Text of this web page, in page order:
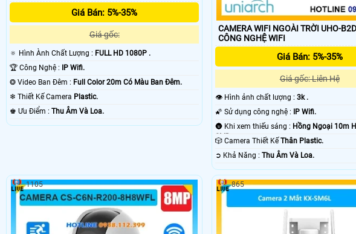
Giá Bán: 5%-35%
Giá gốc:
🔅 Hình Ành Chất Lượng : FULL HD 1080P .
🏆 Công Nghệ :
IP Wifi.
❂ Video Ban Đêm : Full Color 20m Có Màu Ban Ðêm.
❄ Thiết Kế Camera Plastic.
️♚ Ưu Điểm : Thu Âm Và Loa.
CAMERA WIFI NGOÀI TRỜI UHO-
CÔNG NGHỆ WIFI
Giá Bán: 5%-35%
Giá gốc: Liên Hệ
👁 Hình ảnh chất lượng : 3k .
🌠 Sử dụng công nghệ : IP Wifi.
🌚 Khi xem thiếu sáng : Hồng Ngoại 10m
SMD.🎲 Camera Thiết KếThân Plastic.
️➲ Khả Năng : Thu Âm Và Loa.
1105 865